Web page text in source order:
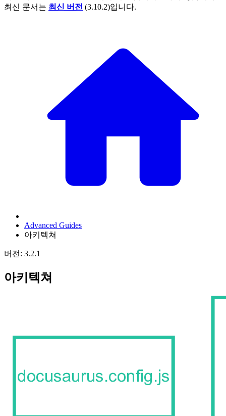
최신 문서는 최신 버전 (3.10.2)입니다.
Advanced Guides
아키텍쳐
버전: 3.2.1
아키텍쳐